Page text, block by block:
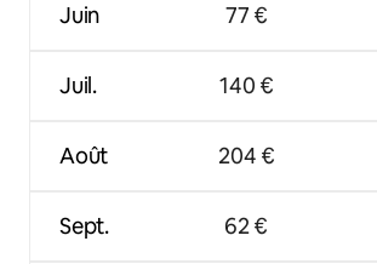
Juin
Juil.
Août
Sept.
77 €
140 €
204 €
62 €